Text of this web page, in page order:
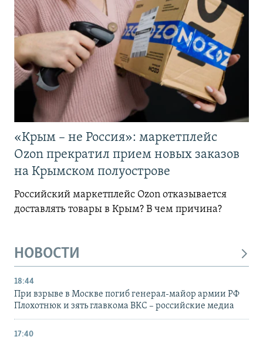
«Крым – не Россия»: маркетплейс
Ozon прекратил прием новых заказов
на Крымском полуострове
Российский маркетплейс Ozon отказывается
доставлять товары в Крым? В чем причина?
НОВОСТИ
18:44
При взрыве в Москве погиб генерал-майор армии РФ
Плохотнюк и зять главкома ВКС – российские медиа
17:40